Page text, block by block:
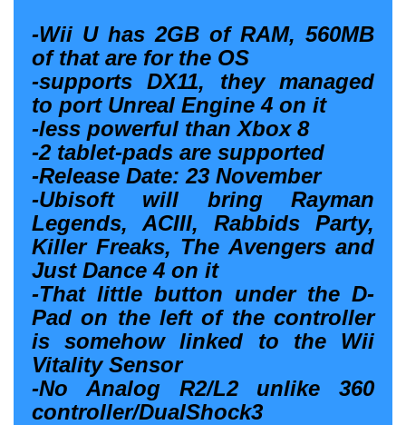
-Wii U has 2GB of RAM, 560MB
of that are for the OS
-supports DX11, they managed
to port Unreal Engine 4 on it
-less powerful than Xbox 8
-2 tablet-pads are supported
-Release Date: 23 November
-Ubisoft will bring Rayman
Legends, ACIII, Rabbids Party,
Killer Freaks, The Avengers and
Just Dance 4 on it
-That little button under the D-
Pad on the left of the controller
is somehow linked to the Wii
Vitality Sensor
-No Analog R2/L2 unlike 360
controller/DualShock3